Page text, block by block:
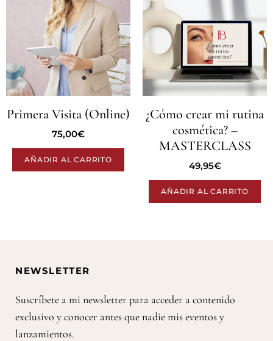
Primera Visita (Online)
75,00€
AÑADIR AL CARRITO
¿Cómo crear mi rutina
cosmética? –
MASTERCLASS
49,95€
AÑADIR AL CARRITO
NEWSLETTER
Suscríbete a mi newsletter para acceder a contenido
exclusivo y conocer antes que nadie mis eventos y
lanzamientos.